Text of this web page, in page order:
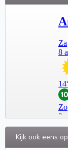
Kijk ook eens op